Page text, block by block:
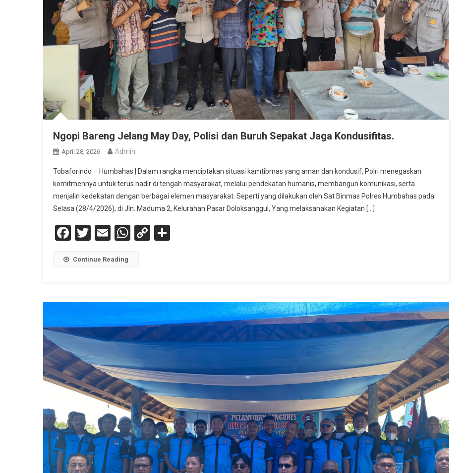
Ngopi Bareng Jelang May Day, Polisi dan Buruh Sepakat Jaga Kondusifitas.
April 28, 2026 Admin
Tobaforindo – Humbahas | Dalam rangka menciptakan situasi kamtibmas yang aman dan kondusif, Polri menegaskan
komitmennya untuk terus hadir di tengah masyarakat, melalui pendekatan humanis, membangun komunikasi, serta
menjalin kedekatan dengan berbagai elemen masyarakat. Seperti yang dilakukan oleh Sat Binmas Polres Humbahas pada
Selasa (28/4/2026), di Jln. Maduma 2, Kelurahan Pasar Doloksanggul, Yang melaksanakan Kegiatan […]
Facebook
Twitter
EmailWhatsApp
Copy
Continue Reading